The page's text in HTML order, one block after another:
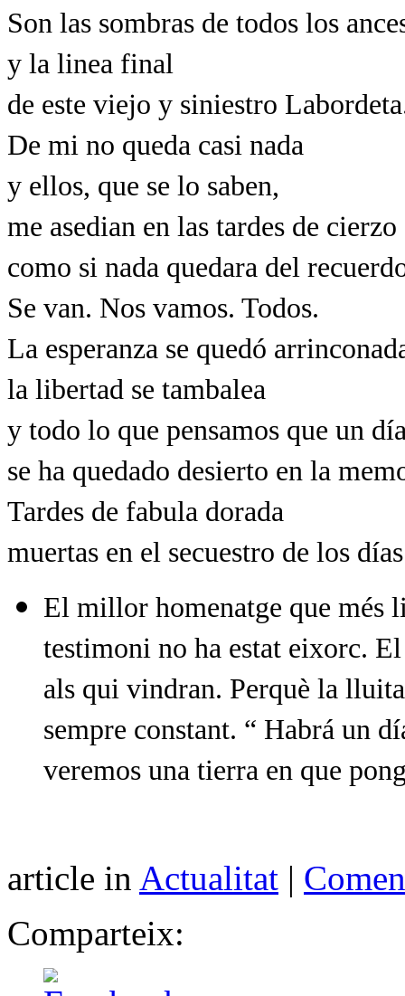
Son las sombras de todos los
y la linea final
de este viejo y siniestro
De mi no queda casi nada
y ellos, que se lo saben,
me asedian en las tardes de cierzo
como si nada quedara del
Se van. Nos vamos. Todos.
La esperanza se quedó
la libertad se tambalea
y todo lo que pensamos que un
se ha quedado desierto en la
Tardes de fabula dorada
muertas en el secuestro de los
El millor homenatge que més
testimoni no ha estat eixorc.
als qui vindran. Perquè la
sempre constant. “ Habrá un
veremos una tierra en que
article in Actualitat |
Comparteix: